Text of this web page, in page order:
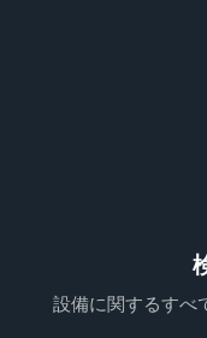
設備に関するすべ